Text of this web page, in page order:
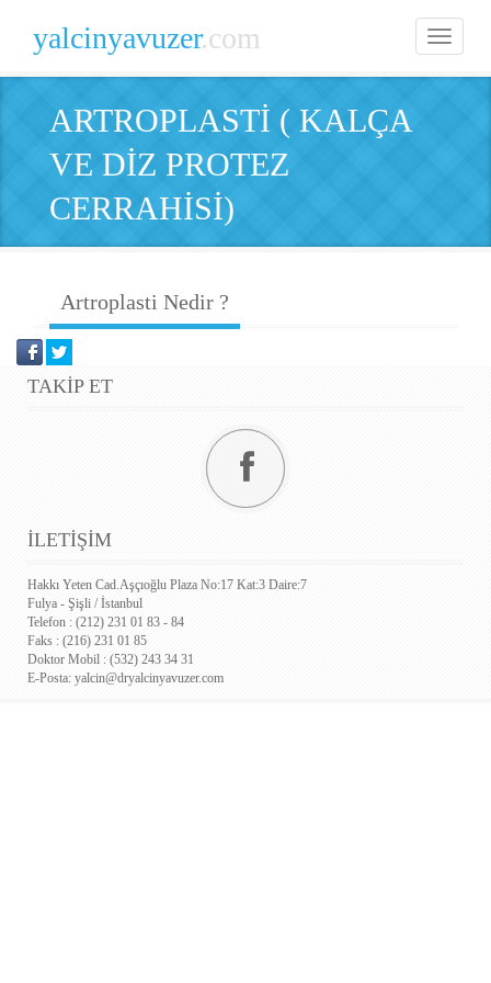
Toggle
navigation
yalcinyavuzer.com
ARTROPLASTİ ( KALÇA
VE DİZ PROTEZ
CERRAHİSİ)
Artroplasti Nedir ?
TAKİP ET
İLETİŞİM
Hakkı Yeten Cad.Aşçıoğlu Plaza No:17 Kat:3 Daire:7
Fulya - Şişli / İstanbul
Telefon : (212) 231 01 83 - 84
Faks : (216) 231 01 85
Doktor Mobil : (532) 243 34 31
E-Posta: yalcin@dryalcinyavuzer.com